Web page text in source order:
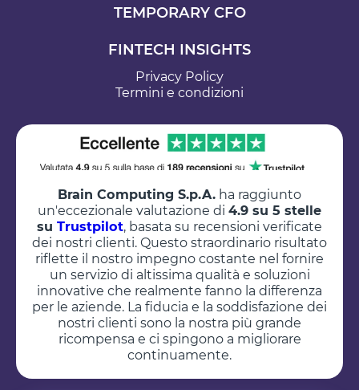
TEMPORARY CFO
FINTECH INSIGHTS
Privacy Policy
Termini e condizioni
Brain Computing S.p.A. ha raggiunto
un'eccezionale valutazione di 4.9 su 5 stelle
su Trustpilot, basata su recensioni verificate
dei nostri clienti. Questo straordinario risultato
riflette il nostro impegno costante nel fornire
un servizio di altissima qualità e soluzioni
innovative che realmente fanno la differenza
per le aziende. La fiducia e la soddisfazione dei
nostri clienti sono la nostra più grande
ricompensa e ci spingono a migliorare
continuamente.